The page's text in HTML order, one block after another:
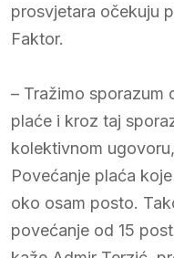
prosvjetara očekuju
Faktor.
– Tražimo sporazum
plaće i kroz taj
kolektivnom
Povećanje plaća
oko osam posto.
povećanje od 15